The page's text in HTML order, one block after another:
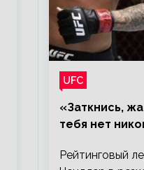
UFC
«Заткнись,
тебя нет
Рейтинговый